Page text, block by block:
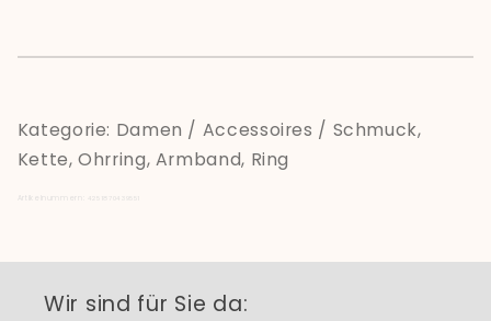
Kategorie: Damen / Accessoires / Schmuck,
Kette, Ohrring, Armband, Ring
Artikelnummern:
Wir sind für Sie da: